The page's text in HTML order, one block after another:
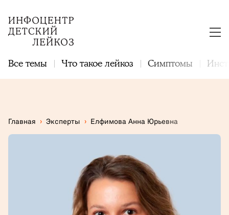
Все темы Что такое лейкоз Симптомы
Главная › Эксперты › Елфимова Анна Юрьевна